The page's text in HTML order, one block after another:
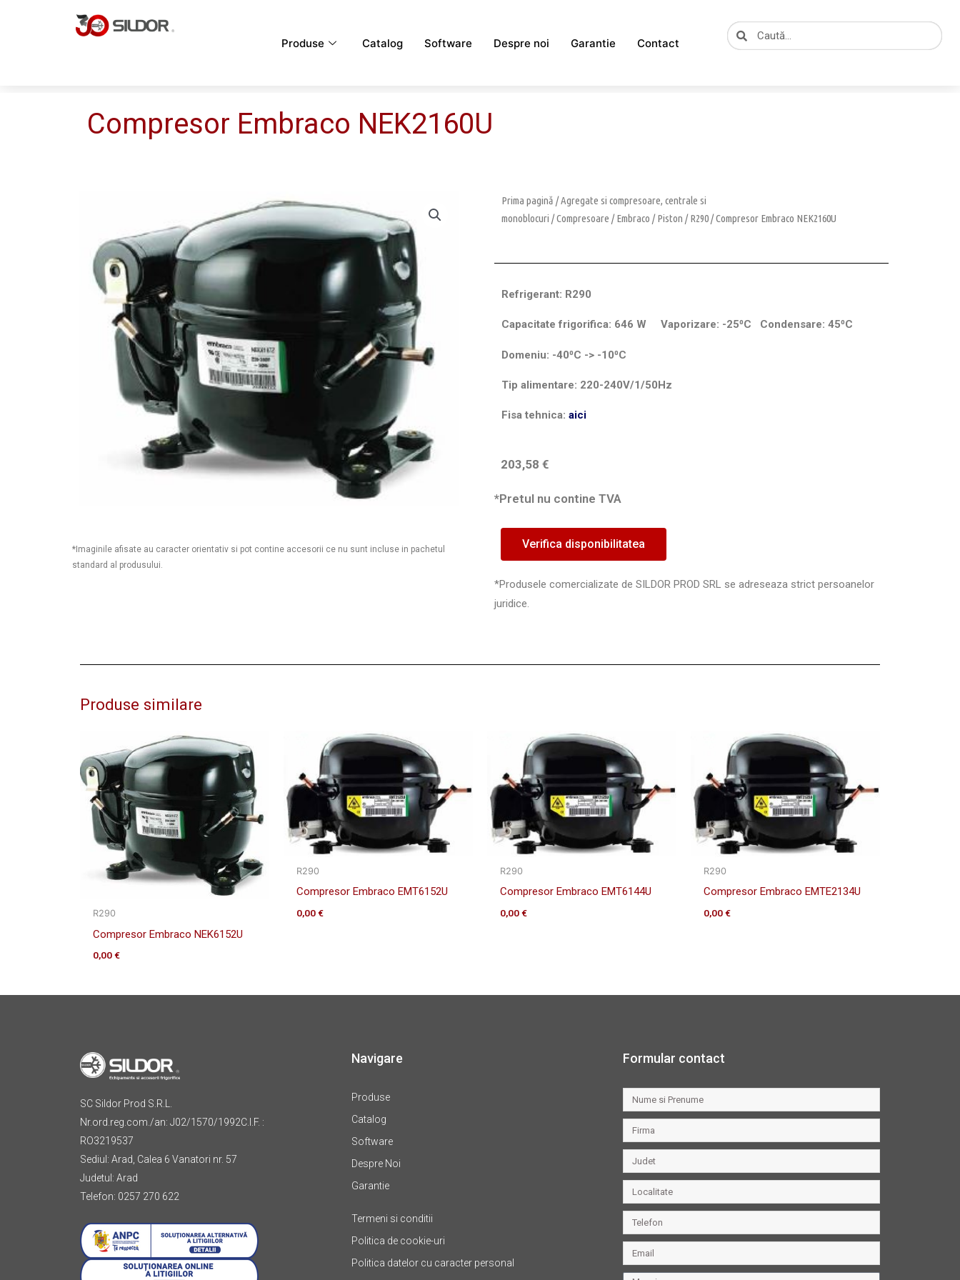
Produse Catalog Software Despre noi Garantie Contact
CautăCaută
Compresor Embraco NEK2160U
*Imaginile afisate au caracter orientativ si pot contine accesorii ce nu sunt incluse in pachetul
standard al produsului.
Prima pagină /Agregate si compresoare, centrale si
monoblocuri /Compresoare /Embraco /Piston /R290/ Compresor Embraco NEK2160U
Refrigerant: R290
Capacitate frigorifica: 646 W Vaporizare: -25⁰C Condensare: 45⁰C
Domeniu: -40⁰C -> -10⁰C
Tip alimentare: 220-240V/1/50Hz
Fisa tehnica: aici
203,58 €
*Pretul nu contine TVA
Verifica disponibilitatea
*Produsele comercializate de SILDOR PROD SRL se adreseaza strict persoanelor
juridice.
Produse similare
R290
Compresor Embraco NEK6152U
0,00€
R290
Compresor Embraco EMT6152U
0,00€
R290
Compresor Embraco EMT6144U
0,00€
R290
Compresor Embraco EMTE2134U
0,00€
SC Sildor Prod S.R.L.
Nr.ord.reg.com./an: J02/1570/1992C.I.F. :
RO3219537
Sediul: Arad, Calea 6 Vanatori nr. 57
Judetul: Arad
Telefon: 0257 270 622
Navigare
Produse
Catalog
Software
Despre Noi
Garantie
Termeni si conditii
Politica de cookie-uri
Politica datelor cu caracter personal
Formular contact